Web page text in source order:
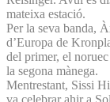
mateixa estació.
Per la seva banda,
d’Europa de
del primer, el
la segona mànega.
Mentrestant, Sissi
va celebrar ahir a